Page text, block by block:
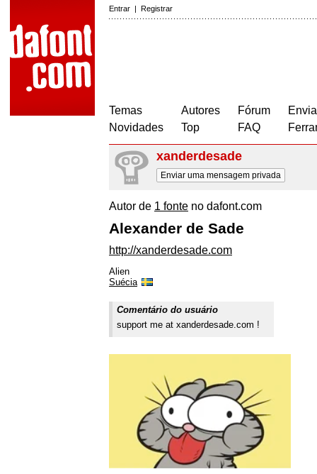
Entrar | Registrar
Temas
Novidades
Autores
Top
Fórum
FAQ
xanderdesade
Enviar uma mensagem privada
Autor de 1 fonte no dafont.com
Alexander de Sade
http://xanderdesade.com
Alien
Suécia
Comentário do usuário
support me at xanderdesade.com !